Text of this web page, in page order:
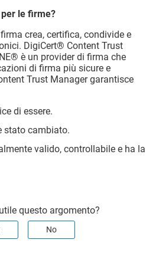
per le firme?
crea, certifica, condivide e
DigiCert​​®​​ Content Trust
è un provider di firma che
di firma più sicure e
Trust Managergarantisce
di essere.
stato cambiato.
valido, controllabile e ha la
questo argomento?
No